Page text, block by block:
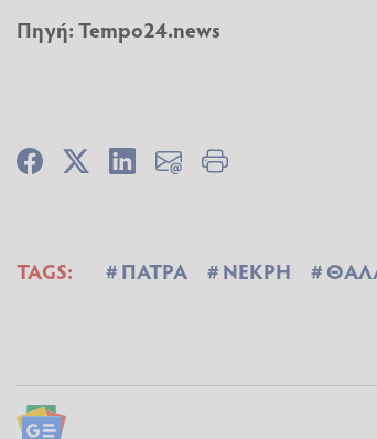
Πηγή: Tempo24.news
TAGS: ΠΑΤΡΑ ΝΕΚΡΗ